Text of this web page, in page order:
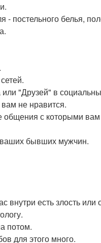
- постельного белья,
"Друзей" в
не нравится.
общения с которыми
бывших мужчин.
внутри есть злость или
потом.
для этого много.